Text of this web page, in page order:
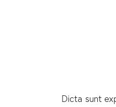
Dicta sunt